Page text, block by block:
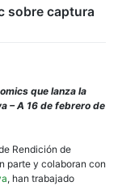
sobre captura
que lanza la
– A 16 de febrero de
Rendición de
parte y colaboran con
, han trabajado